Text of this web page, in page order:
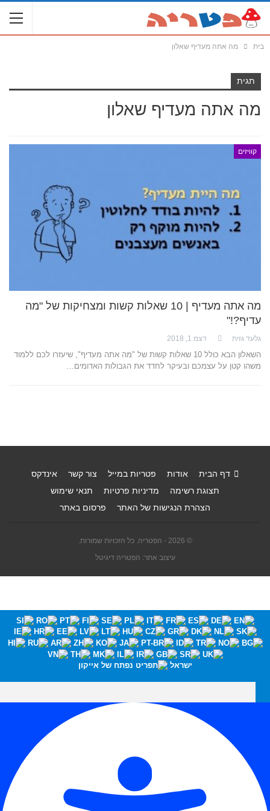
בית מה אתה מעדיף שאלון
תגית
מה אתה מעדיף שאלון
קוויזים
מה אתה מעדיף | 10 שאלות קשות ומצחיקות של "מה
עדיף?!"
גלעד גזית דצמ 1, 2018
השאלון הבא כולל 10 שאלות קשות של "מה אתה מעדיף", שיעזרו לכם ללמוד
משהו קטן על עצמכם ובעיקר לחדד את הגבולות האדומים…
דף הבית אודות פטריות במייל צור קשר
אינדקס
תצוגת רשימה
מדיניות פרטיות
תנאי שימוש
הצהרת הנגישות של האתר
פרסום באתר
© 2026 - הפטריה. כל הזכויות שמורות.
עיצוב אתר: הפטריה דיגיטל
ישראל